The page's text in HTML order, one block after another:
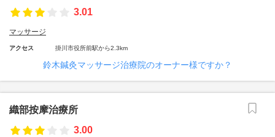
3.01
マッサージ
アクセス 掛川市役所前駅から2.3km
鈴木鍼灸マッサージ治療院のオーナー様ですか？
織部按摩治療所
3.00